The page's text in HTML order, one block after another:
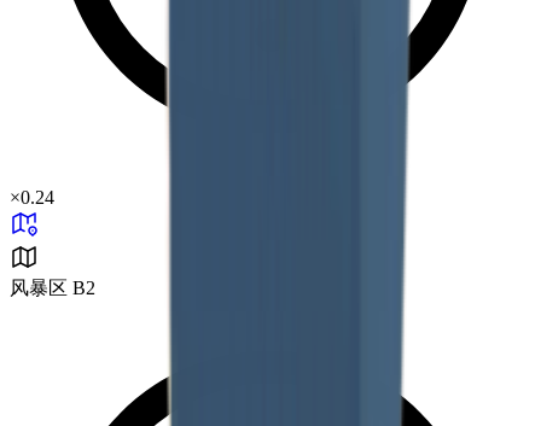
×0.24
风暴区 B2